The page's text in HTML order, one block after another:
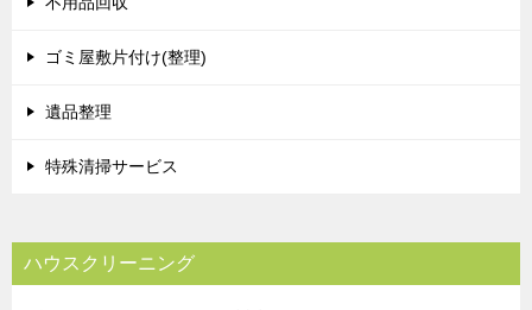
ゴミ屋敷片付け(整理)
遺品整理
特殊清掃サービス
ハウスクリーニング